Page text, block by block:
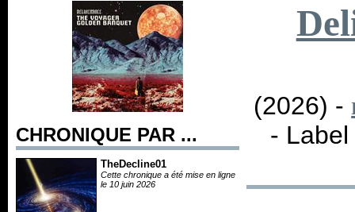
CHRONIQUE PAR ...
TheDecline01
Cette chronique a été mise en ligne
le 10 juin 2026
(2026) -
-